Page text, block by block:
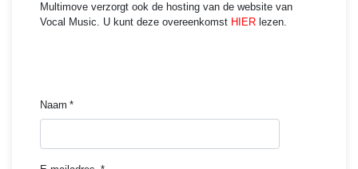
Multimove verzorgt ook de hosting van de website van
Vocal Music. U kunt deze overeenkomst HIER lezen.
Naam